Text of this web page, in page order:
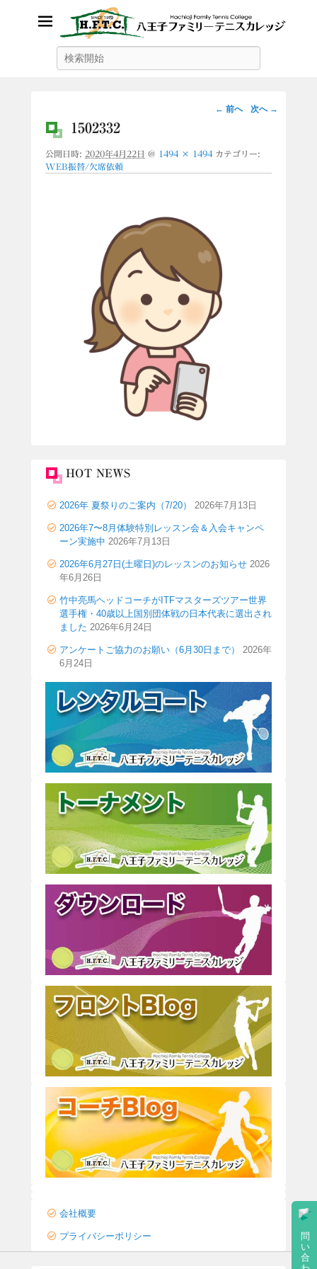
問
い
合
八王子ファミリーテニスカレッ
ジ
画
ビ
ゲ
← 前へ 次へ →
1502332
公開日時: 2020年4月22日 @ 1494 × 1494 カテゴリー:
WEB振替/欠席依頼
HOT NEWS
2026年 夏祭りのご案内（7/20） 2026年7月13日
2026年7〜8月体験特別レッスン会＆入会キャンペ
ーン実施中 2026年7月13日
2026年6月27日(土曜日)のレッスンのお知らせ 2026
年6月26日
竹中亮馬ヘッドコーチがITFマスターズツアー世界
選手権・40歳以上国別団体戦の日本代表に選出され
ました 2026年6月24日
アンケートご協力のお願い（6月30日まで）
2026年
6月24日
会社概要
プライバシーポリシー